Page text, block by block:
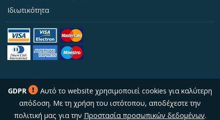
Ιδιωτικότητα
GDPR
Αυτό το website χρησιμοποιεί cookies για καλύτερη
απόδοση. Με τη χρήση του ιστότοπου, αποδέχεστε την
πολιτική μας για την Προστασία προσωπικών δεδομένων.